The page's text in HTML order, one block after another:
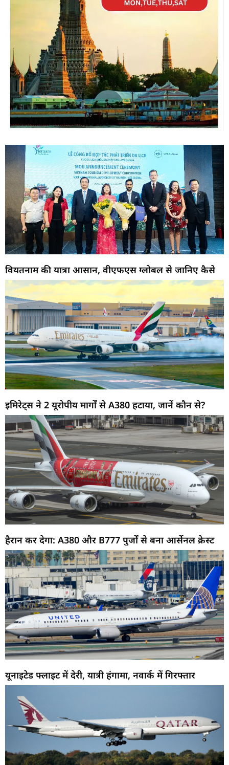
वियतनाम की यात्रा आसान, वीएफएस ग्लोबल से जानिए कैसे
इमिरेट्स ने 2 यूरोपीय मार्गों से A380 हटाया, जानें कौन से?
हैरान कर देगा: A380 और B777 पुर्जों से बना आर्सेनल क्रेस्ट
यूनाइटेड फ्लाइट में देरी, यात्री हंगामा, नवार्क में गिरफ्तार